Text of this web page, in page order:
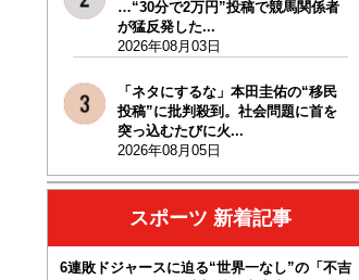
…“30分で2万円”投稿で競馬関係者
が猛反発した...
2026年08月03日
「ネタにするな」本田圭佑の“移民
投稿”に批判殺到。社会問題に首を
突っ込むたびに火...
2026年08月05日
スポーツ 新着記事
6連敗ドジャースに迫る“世界一なし”の「不吉